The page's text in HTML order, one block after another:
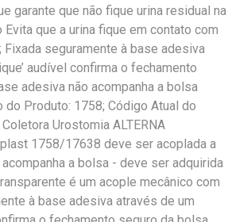
garante que não fique urina residual na
que a urina fique em contato com
seguramente à base adesiva
audível confirma o fechamento
adesiva não acompanha a bolsa
Produto: 1758; Código Atual do
Urostomia ALTERNA
1758/17638 deve ser acoplada a
a bolsa - deve ser adquirida
é um acople mecânico com
à base adesiva através de um